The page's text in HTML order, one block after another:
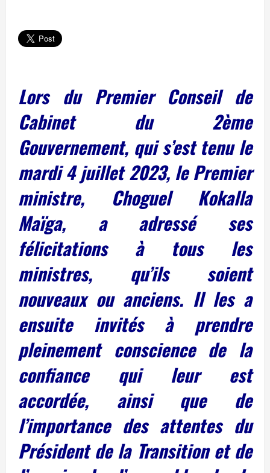
Lors du Premier Conseil de
Cabinet du 2ème
Gouvernement, qui s’est tenu le
mardi 4 juillet 2023, le Premier
ministre, Choguel Kokalla
Maïga, a adressé ses
félicitations à tous les
ministres, qu’ils soient
nouveaux ou anciens. Il les a
ensuite invités à prendre
pleinement conscience de la
confiance qui leur est
accordée, ainsi que de
l’importance des attentes du
Président de la Transition et de